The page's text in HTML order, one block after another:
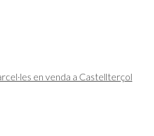
en venda a Castellterçol